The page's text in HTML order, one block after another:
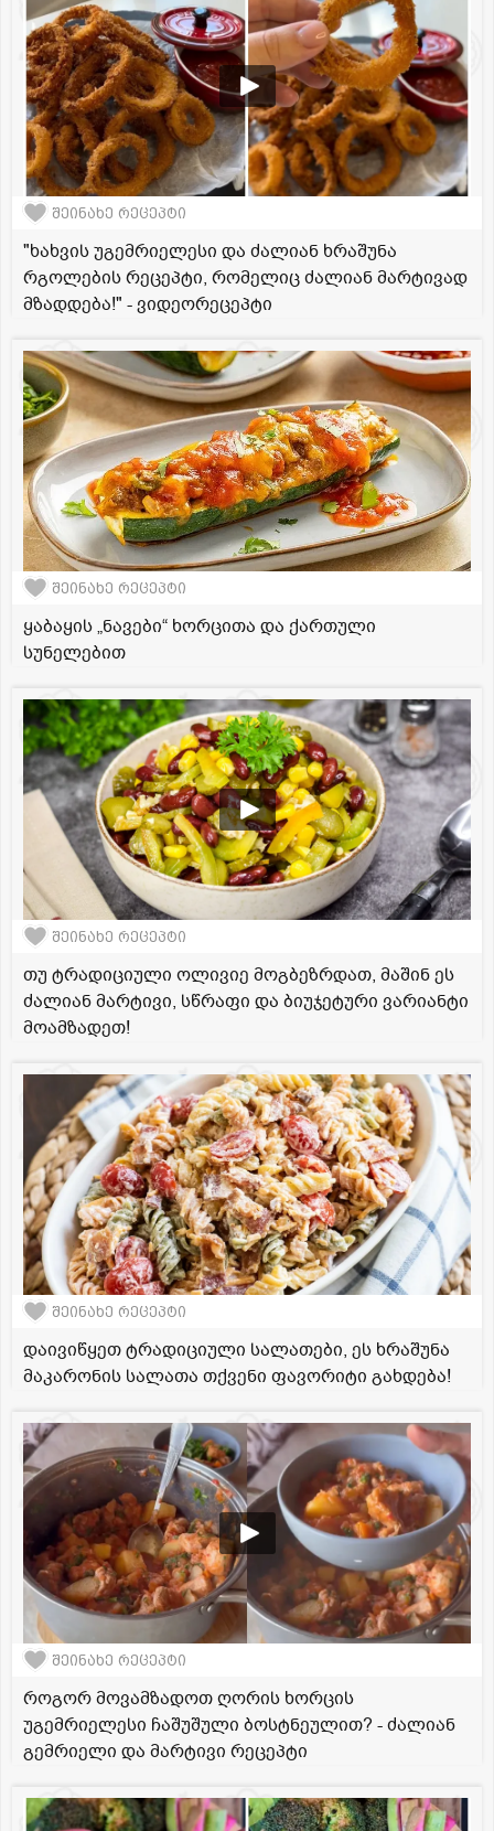
შეინახე რეცეპტი
"ხახვის უგემრიელესი და ძალიან ხრაშუნა
რგოლების რეცეპტი, რომელიც ძალიან მარტივად
მზადდება!" - ვიდეორეცეპტი
შეინახე რეცეპტი
ყაბაყის „ნავები“ ხორცითა და ქართული
სუნელებით
შეინახე რეცეპტი
თუ ტრადიციული ოლივიე მოგბეზრდათ, მაშინ ეს
ძალიან მარტივი, სწრაფი და ბიუჯეტური ვარიანტი
მოამზადეთ!
შეინახე რეცეპტი
დაივიწყეთ ტრადიციული სალათები, ეს ხრაშუნა
მაკარონის სალათა თქვენი ფავორიტი გახდება!
შეინახე რეცეპტი
როგორ მოვამზადოთ ღორის ხორცის
უგემრიელესი ჩაშუშული ბოსტნეულით? - ძალიან
გემრიელი და მარტივი რეცეპტი